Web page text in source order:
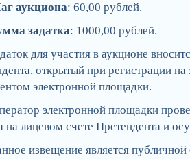
аукциона: 60,00 рублей.
задатка: 1000,00 рублей.
для участия в аукционе
открытый при регистрации
электронной площадки.
электронной площадки
на лицевом счете Претендента и
извещение является